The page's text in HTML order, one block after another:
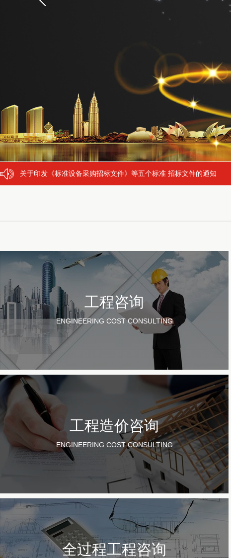
关于印发《标准设备采购招标文件》等五个标准 招标文件的通知
工程咨询
ENGINEERING COST CONSULTING
工程造价咨询
ENGINEERING COST CONSULTING
全过程工程咨询